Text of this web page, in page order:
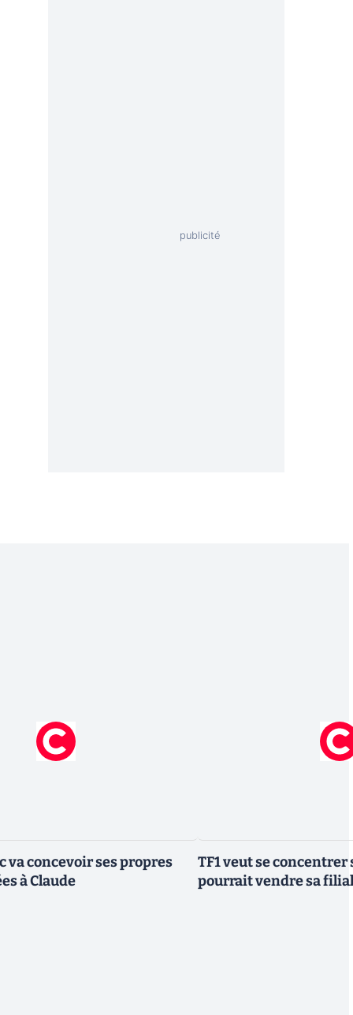
va concevoir ses propres
à Claude
TF1 veut se
pourrait vendre sa